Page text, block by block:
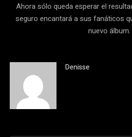
Ahora sólo queda esperar el
seguro encantará a sus fanáticos
nuevo álbum.
Denisse